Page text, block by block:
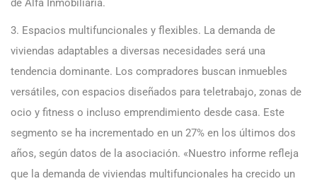
de Alfa Inmobiliaria.
3. Espacios multifuncionales y flexibles. La demanda de
viviendas adaptables a diversas necesidades será una
tendencia dominante. Los compradores buscan inmuebles
versátiles, con espacios diseñados para teletrabajo, zonas de
ocio y fitness o incluso emprendimiento desde casa. Este
segmento se ha incrementado en un 27% en los últimos dos
años, según datos de la asociación. «Nuestro informe refleja
que la demanda de viviendas multifuncionales ha crecido un